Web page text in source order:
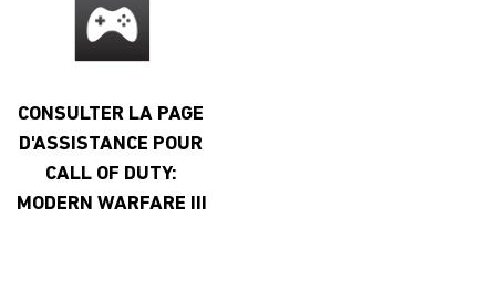
CONSULTER LA PAGE
D'ASSISTANCE POUR
CALL OF DUTY:
MODERN WARFARE III